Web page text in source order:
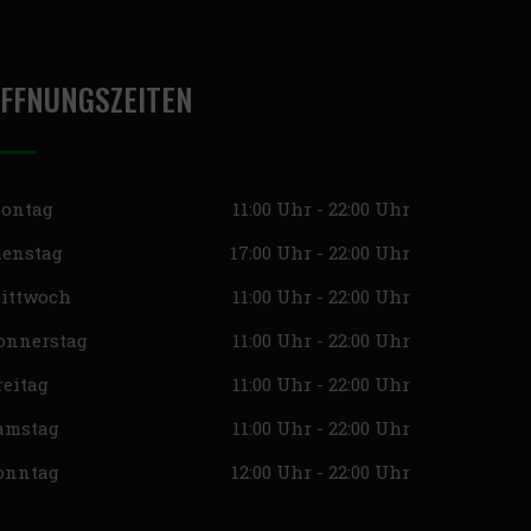
11:00 Uhr - 22:00 Uhr
17:00 Uhr - 22:00 Uhr
11:00 Uhr - 22:00 Uhr
11:00 Uhr - 22:00 Uhr
11:00 Uhr - 22:00 Uhr
11:00 Uhr - 22:00 Uhr
12:00 Uhr - 22:00 Uhr